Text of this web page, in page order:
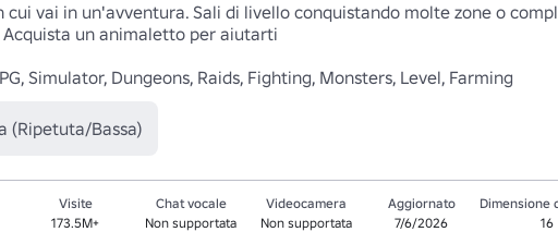
cui vai in un'avventura. Sali di livello conquistando molte zone o
un animaletto per aiutarti
Simulator, Dungeons, Raids, Fighting, Monsters, Level, Farming
(Ripetuta/Bassa)
Visite
173.5M+
Chat vocale
Non supportata
Videocamera
Non supportata
Aggiornato
7/6/2026
Dimensione
16